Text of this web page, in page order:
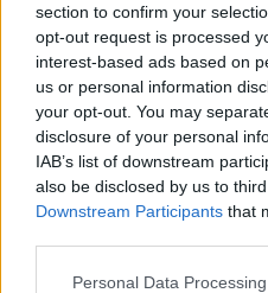
section to confirm your
opt-out request is processed
interest-based ads based on
us or personal information
your opt-out. You may
disclosure of your personal
IAB’s list of downstream
also be disclosed by us to
Downstream Participants that
Please note that this website/
Personal Data